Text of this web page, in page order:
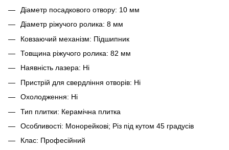
Діаметр посадкового отвору: 10 мм
Діаметр ріжучого ролика: 8 мм
Ковзаючий механізм: Підшипник
Товщина ріжучого ролика: 82 мм
Наявність лазера: Ні
Пристрій для свердління отворів: Ні
Охолодження: Ні
Тип плитки: Керамічна плитка
Особливості: Монорейкові; Різ під кутом 45 градусів
Клас: Професійний